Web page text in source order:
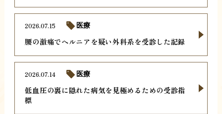
腰の激痛でヘルニアを疑い外科系を受診した記録
2026.07.15 医療
低血圧の裏に隠れた病気を見極めるための受診指
標
2026.07.14 医療